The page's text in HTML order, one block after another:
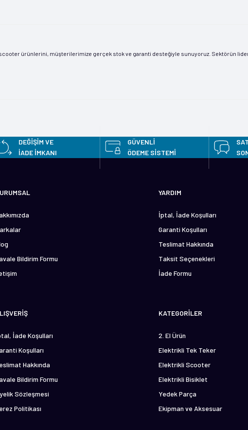
ürünlerini, müşterilerimize gerçek stok ve garanti desteğiyle sunuyoruz. Sektörün
DEĞİŞİM VE
İADE İMKANI
GÜVENLİ
ÖDEME SİSTEMİ
Bildirim Formu
YARDIM
İptal, İade Koşulları
Garanti Koşulları
Teslimat Hakkında
Taksit Seçenekleri
İade Formu
İade Koşulları
Koşulları
Hakkında
Bildirim Formu
Sözleşmesi
Politikası
KATEGORİLER
2. El Ürün
Elektrikli Tek Teker
Elektrikli Scooter
Elektrikli Bisiklet
Yedek Parça
Ekipman ve Aksesuar